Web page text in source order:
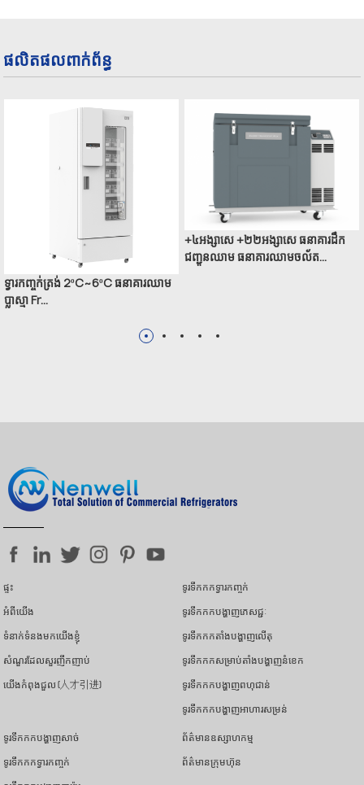
ផលិតផលពាក់ព័ន្ធ
ទ្វារកញ្ចក់ត្រង់ 2ºC~6ºC ធនាគារឈាម
ប្លាស្មា Fr...
+៤អង្សាសេ +២២អង្សាសេ ធនាគារដឹក
ជញ្ជូនឈាម ធនាគារឈាមចល័ត...
ផ្ទះ
អំពីយើង
ទំនាក់ទំនងមកយើងខ្ញុំ
សំណួរដែលសួរញឹកញាប់
យើងកំពុងជួល (人才引进)
ទូរទឹកកកទ្វារកញ្ចក់
ទូរទឹកកកបង្ហាញភេសជ្ជៈ
ទូរទឹកកកតាំងបង្ហាញលើតុ
ទូរទឹកកកសម្រាប់តាំងបង្ហាញនំខេក
ទូរទឹកកកបង្ហាញពហុជាន់
ទូរទឹកកកបង្ហាញអាហារសម្រន់
ទូរទឹកកកបង្ហាញសាច់
ទូរទឹកកកទ្វារកញ្ចក់
ព័ត៌មានឧស្សាហកម្ម
ព័ត៌មានក្រុមហ៊ុន